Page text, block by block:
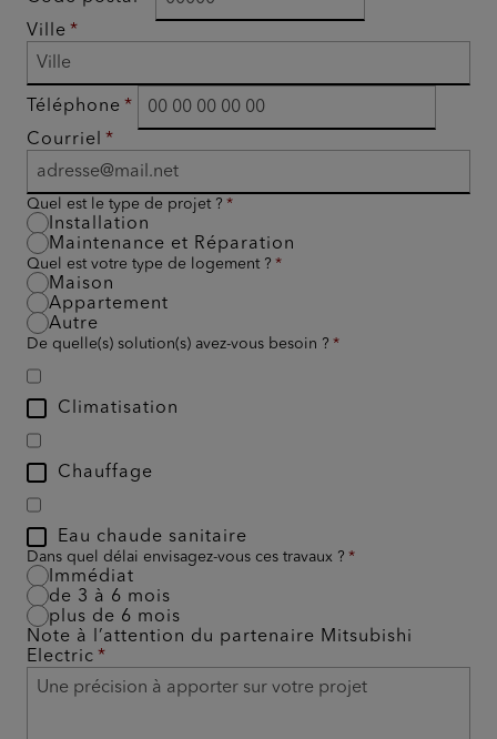
Ville
Téléphone
Courriel
Quel est le type de projet ?
Installation
Maintenance et Réparation
Quel est votre type de logement ?
Maison
Appartement
Autre
De quelle(s) solution(s) avez-vous besoin ?
Climatisation
Chauffage
Eau chaude sanitaire
Dans quel délai envisagez-vous ces travaux ?
Immédiat
de 3 à 6 mois
plus de 6 mois
Note à l’attention du partenaire Mitsubishi
Electric